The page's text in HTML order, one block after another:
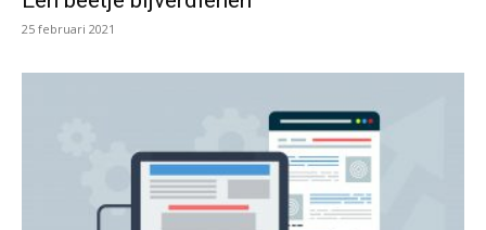
25 februari 2021